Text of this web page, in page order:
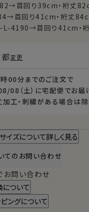
首回り39cm・裄丈
首回り41cm・裄丈
L-4190→首回り41cm・
00分 までのご注文で
08（土） に宅配便 でお届
加工・刺繍がある場合は除
変更
イズについて詳しく見る
てのお問い合わせ
お問い合わせ
について
ピングについて